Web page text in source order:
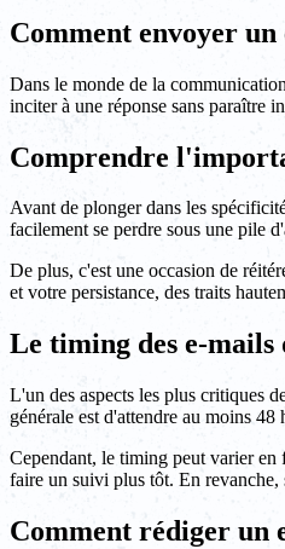
Comment envoyer un
Dans le monde de la
inciter à une réponse sans paraître
Comprendre
Avant de plonger dans les
facilement se perdre sous une pile
De plus, c'est une occasion de
et votre persistance, des traits
Le timing des e-mails
L'un des aspects les plus critiques
générale est d'attendre au moins
Cependant, le timing peut varier en
faire un suivi plus tôt. En
Comment rédiger un